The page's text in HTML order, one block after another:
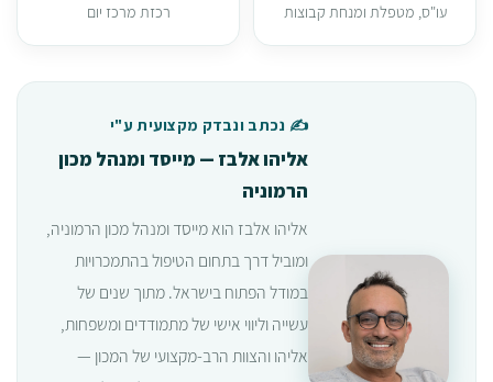
עו"ס, מטפלת ומנחת קבוצות רכזת מרכז יום
✍️ נכתב ונבדק מקצועית ע"י
אליהו אלבז — מייסד ומנהל מכון
הרמוניה
אליהו אלבז הוא מייסד ומנהל מכון הרמוניה,
ומוביל דרך בתחום הטיפול בהתמכרויות
במודל הפתוח בישראל. מתוך שנים של
עשייה וליווי אישי של מתמודדים ומשפחות,
אליהו והצוות הרב-מקצועי של המכון —